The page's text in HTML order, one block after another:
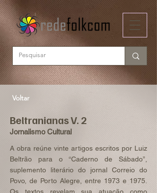
Voltar
Beltranianas V. 2
Jornalismo Cultural
A obra reúne vinte artigos escritos por Luiz
Beltrão para o “Caderno de Sábado”,
suplemento literário do jornal Correio do
Povo, de Porto Alegre, entre 1973 e 1975.